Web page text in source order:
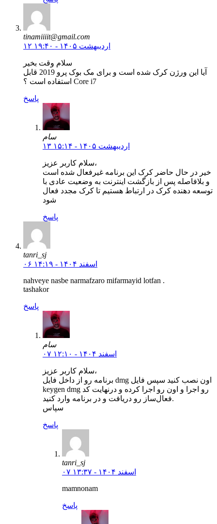
tinamiiiit@gmail.com
۱۲ اردیبهشت ۱۴۰۵ - ۱۹:۴۰
سلام وقت بخیر
آیا این ورژن کرک شده است و برای مک بوک پرو 2019 قابل
استفاده است ؟ Core i7
پاسخ
سام
۱۳ اردیبهشت ۱۴۰۵ - ۱۵:۱۴
سلام کاربر عزیز،
خیر در حال حاضر کرک این برنامه غیرفعال شده است
و بلافاصله پس از بازگشت اینترنت به وضعیت عادی با
توسعه دهنده کرک در ارتباط هستیم تا کرک مجدد فعال
شود
پاسخ
tanri_sj
۰۶ اسفند ۱۴۰۴ - ۱۴:۱۹
nahveye nasbe narmafzaro mifarmayid lotfan .
tashakor
پاسخ
سام
۰۷ اسفند ۱۴۰۴ - ۱۲:۱۰
سلام کاربر عزیز،
برنامه رو از داخل فایل dmg اون نصب کنید سپس فایل
keygen dmg رو اجرا و اون رو اجرا کرده و درنهایت کد
فعال‌ساز رو دریافت و در برنامه وارد کنید.
سپاس
پاسخ
tanri_sj
۰۷ اسفند ۱۴۰۴ - ۱۳:۳۷
mamnonam
پاسخ